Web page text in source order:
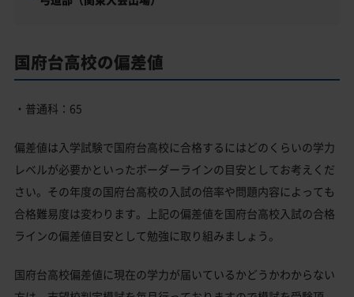
国府台高校の偏差値
・普通科：65
偏差値は入学試験で国府台高校に合格するにはどのくらいの学力
レベルが必要かといったボーダーラインの目安としてお考えくだ
さい。その年度の国府台高校の入試の倍率や問題内容によっても
合格難易度は変わります。上記の偏差値を国府台高校入試の合格
ラインの偏差値目安として勉強に取り組みましょう。
国府台高校偏差値に現在の学力が届いているかどうかわからない